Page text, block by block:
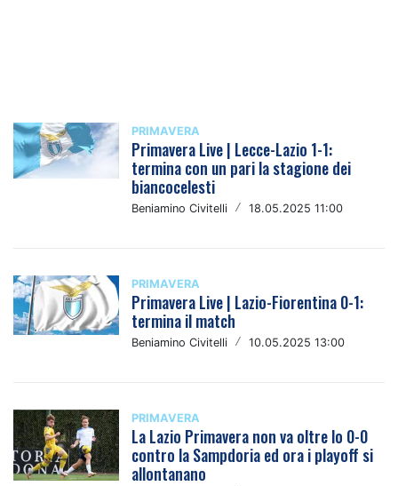
PRIMAVERA
Primavera Live | Lecce-Lazio 1-1:
termina con un pari la stagione dei
biancocelesti
Beniamino Civitelli / 18.05.2025 11:00
PRIMAVERA
Primavera Live | Lazio-Fiorentina 0-1:
termina il match
Beniamino Civitelli / 10.05.2025 13:00
PRIMAVERA
La Lazio Primavera non va oltre lo 0-0
contro la Sampdoria ed ora i playoff si
allontanano